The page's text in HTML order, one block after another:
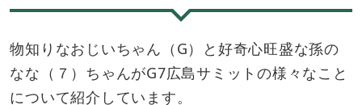
物知りなおじいちゃん（G）と好奇心旺盛な孫の
なな（７）ちゃんがG7広島サミットの様々なこと
について紹介しています。